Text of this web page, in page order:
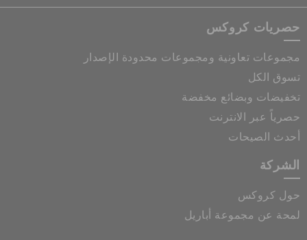
حصريات كروكس
مجموعات تعاونية ومجموعات محدودة الإصدار
تسوق الكل
تخفيضات وبضائع مخفضة
حصرياً عبر الانترنت
أحدث الصيحات
الشركة
حول كروكس
لمحة عن مجموعة أباريل